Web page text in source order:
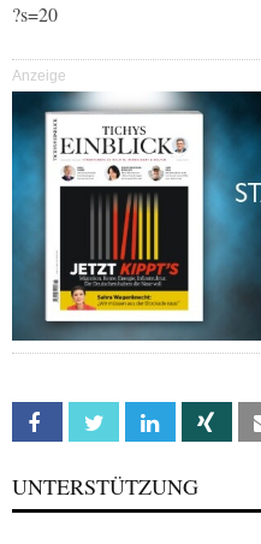
?s=20
Anzeige
Facebook Twitter Linkedin Xing
UNTERSTÜTZUNG